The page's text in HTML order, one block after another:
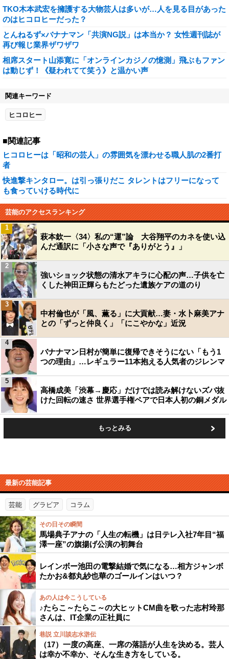
TKO木本武宏を擁護する大物芸人は多いが…人を見る目があった
のはヒコロヒーだった？
とんねるず×バナナマン「共演NG説」は本当か？ 女性週刊誌が
再び報じ業界ザワザワ
相席スタート山添寛に「オンラインカジノの憶測」飛ぶもファン
は動じず！《疑われてて笑う》と温かい声
関連キーワード
ヒコロヒー
■関連記事
ヒコロヒーは「昭和の芸人」の雰囲気を漂わせる職人肌の2番打
者
快進撃キンタロー。は引っ張りだこ タレントはフリーになって
も食っていける時代に
芸能のアクセスランキング
萩本欽一〈34〉私の“運”論 大谷翔平のカネを使い込
んだ通訳に「小さな声で『ありがとう』」
1
強いショック状態の清水アキラに心配の声…子供を亡
くした神田正輝らもたどった遺族ケアの道のり
2
中村倫也が「風、薫る」に大貢献…妻・水卜麻美アナ
との「ずっと仲良く」「にこやかな」近況
3
バナナマン日村が簡単に復帰できそうにない「もう1
つの理由」…レギュラー11本抱える人気者のジレンマ
4
高橋成美「渋幕→慶応」だけでは読み解けないズバ抜
けた回転の速さ 世界選手権ペアで日本人初の銅メダル
5
もっとみる
最新の芸能記事
芸能 グラビア コラム
その日その瞬間
馬場典子アナの「人生の転機」は日テレ入社7年目“福
澤一座”の旗揚げ公演の初舞台
レインボー池田の電撃結婚で気になる…相方ジャンボ
たかお&都丸紗也華のゴールインはいつ？
あの人は今こうしている
♪たらこ～たらこ～の大ヒットCM曲を歌った志村玲那
さんは、IT企業の正社員に
巷説 立川談志水滸伝
（17）一度の高座、一席の落語が人生を決める。芸人
は幸か不幸か、そんな生き方をしている。